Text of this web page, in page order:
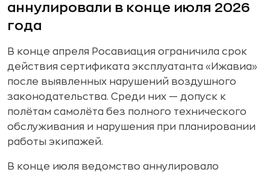
аннулировали в конце июля 2026
года
В конце апреля Росавиация ограничила срок
действия сертификата эксплуатанта «Ижавиа»
после выявленных нарушений воздушного
законодательства. Среди них — допуск к
полётам самолёта без полного технического
обслуживания и нарушения при планировании
работы экипажей.
В конце июля ведомство аннулировало